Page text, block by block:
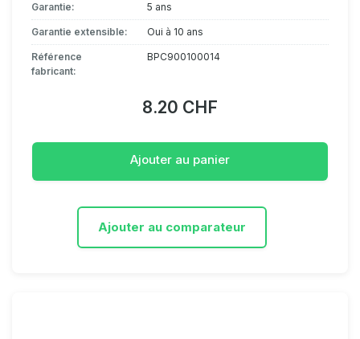
Garantie: 5 ans
Garantie extensible: Oui à 10 ans
Référence
fabricant:
BPC900100014
8.20 CHF
Ajouter au panier
Ajouter au comparateur